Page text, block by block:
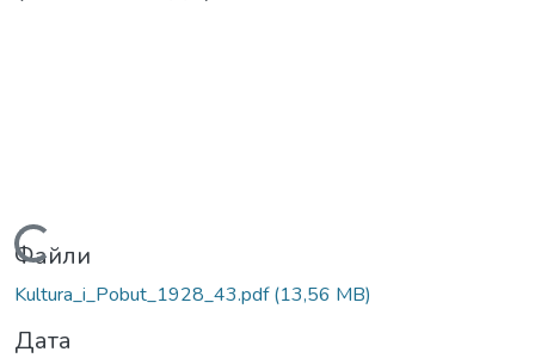
Вантажиться...
Файли
Kultura_i_Pobut_1928_43.pdf(13,56 MB)
Дата